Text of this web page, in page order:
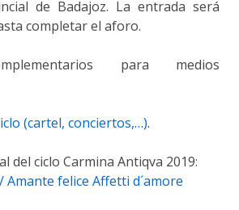
de Badajoz. La entrada será
completar el aforo.
para medios
(cartel, conciertos,…).
del ciclo Carmina Antiqva 2019:
Amante felice Affetti d´amore